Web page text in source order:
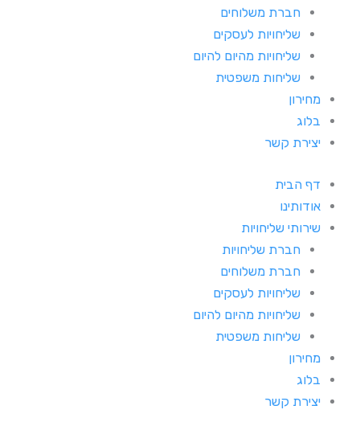
חברת משלוחים
שליחויות לעסקים
שליחויות מהיום להיום
שליחות משפטית
מחירון
בלוג
יצירת קשר
דף הבית
אודותינו
שירותי שליחויות
חברת שליחויות
חברת משלוחים
שליחויות לעסקים
שליחויות מהיום להיום
שליחות משפטית
מחירון
בלוג
יצירת קשר